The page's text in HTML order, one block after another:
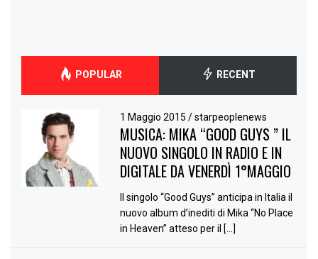
POPULAR RECENT
1 Maggio 2015/ starpeoplenews
MUSICA: MIKA “GOOD GUYS ” IL
NUOVO SINGOLO IN RADIO E IN
DIGITALE DA VENERDÌ 1°MAGGIO
Il singolo “Good Guys” anticipa in Italia il
nuovo album d’inediti di Mika “No Place
in Heaven” atteso per il […]